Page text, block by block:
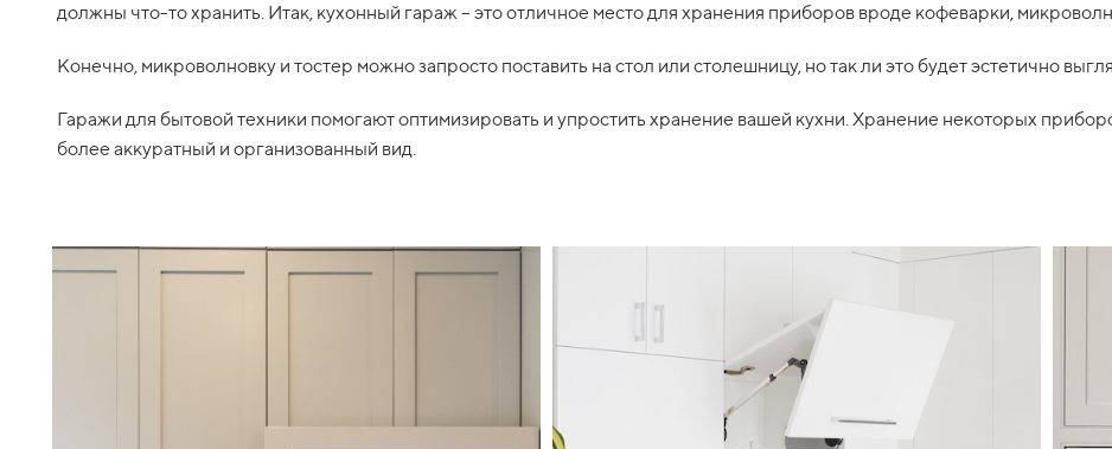
должны что-то хранить. Итак, кухонный гараж – это отличное место для хранения приборов вроде кофеварки,
Конечно, микроволновку и тостер можно запросто поставить на стол или столешницу, но так ли это будет эстетично
Гаражи для бытовой техники помогают оптимизировать и упростить хранение вашей кухни. Хранение некоторых
более аккуратный и организованный вид.